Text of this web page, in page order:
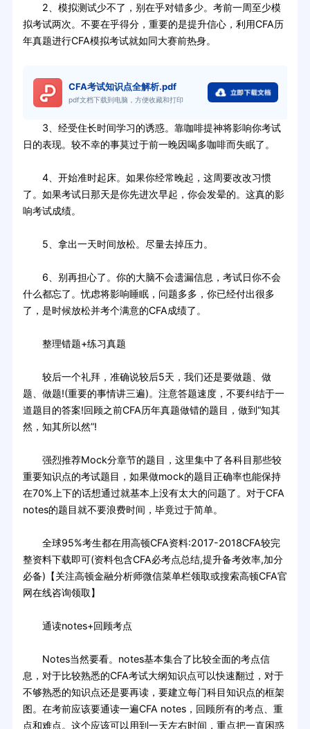
2、模拟测试少不了，别在乎对错多少。考前一周至少模
拟考试两次。不要在乎得分，重要的是提升信心，利用CFA历
年真题进行CFA模拟考试就如同大赛前热身。
CFA考试知识点全解析.pdf
pdf文档下载到电脑，方便收藏和打印
3、经受住长时间学习的诱惑。靠咖啡提神将影响你考试
日的表现。较不幸的事莫过于前一晚因喝多咖啡而失眠了。
4、开始准时起床。如果你经常晚起，这周要改改习惯
了。如果考试日那天是你先进次早起，你会发晕的。这真的影
响考试成绩。
5、拿出一天时间放松。尽量去掉压力。
6、别再担心了。你的大脑不会遗漏信息，考试日你不会
什么都忘了。忧虑将影响睡眠，问题多多，你已经付出很多
了，是时候放松并考个满意的CFA成绩了。
整理错题+练习真题
较后一个礼拜，准确说较后5天，我们还是要做题、做
题、做题!(重要的事情讲三遍)。注意答题速度，不要纠结于一
道题目的答案!回顾之前CFA历年真题做错的题目，做到“知其
然，知其所以然”!
强烈推荐Mock分章节的题目，这里集中了各科目那些较
重要知识点的考试题目，如果做mock的题目正确率也能保持
在70%上下的话想通过就基本上没有太大的问题了。对于CFA
notes的题目就不要浪费时间，毕竟过于简单。
全球95%考生都在用高顿CFA资料:2017-2018CFA较完
整资料下载即可(资料包含CFA必考点总结,提升备考效率,加分
必备)【关注高顿金融分析师微信菜单栏领取或搜索高顿CFA官
网在线咨询领取】
通读notes+回顾考点
Notes当然要看。notes基本集合了比较全面的考点信
息，对于比较熟悉的CFA考试大纲知识点可以快速翻过，对于
不够熟悉的知识点还是要再读，要建立每门科目知识点的框架
图。在考前应该要通读一遍CFA notes，回顾所有的考点、重
点和难点。这个应该可以用到一天左右时间，重点把一直困惑